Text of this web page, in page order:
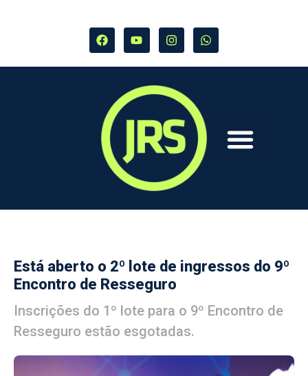
Está aberto o 2º lote de ingressos do 9º
Encontro de Resseguro
Inscrições do 1º lote para o 9º Encontro de
Resseguro estão esgotadas.